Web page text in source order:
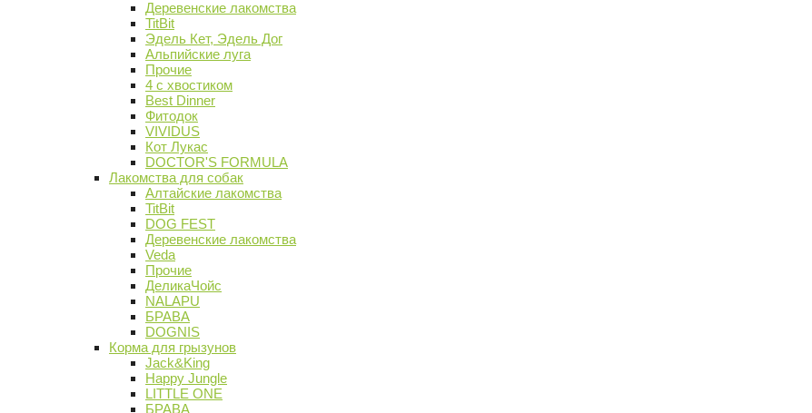
Деревенские лакомства
TitBit
Эдель Кет, Эдель Дог
Альпийские луга
Прочие
4 с хвостиком
Best Dinner
Фитодок
VIVIDUS
Кот Лукас
DOCTOR'S FORMULA
Лакомства для собак
Алтайские лакомства
TitBit
DOG FEST
Деревенские лакомства
Veda
Прочие
ДеликаЧойс
NALAPU
БРАВА
DOGNIS
Корма для грызунов
Jack&King
Happy Jungle
LITTLE ONE
БРАВА